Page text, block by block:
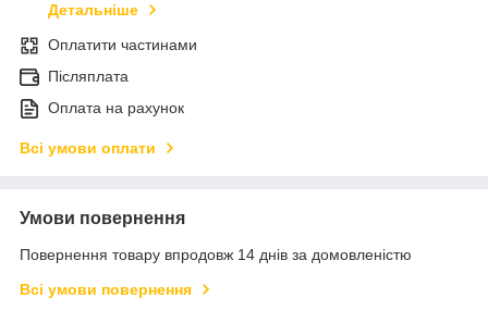
Детальніше
Оплатити частинами
Післяплата
Оплата на рахунок
Всі умови оплати
Умови повернення
Повернення товару впродовж 14 днів за домовленістю
Всі умови повернення